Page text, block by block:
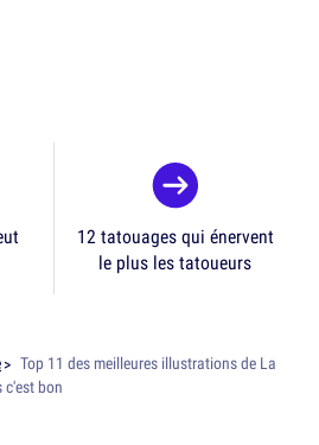
12 tatouages qui énervent
le plus les tatoueurs
Top 11 des meilleures illustrations de La
c'est bon